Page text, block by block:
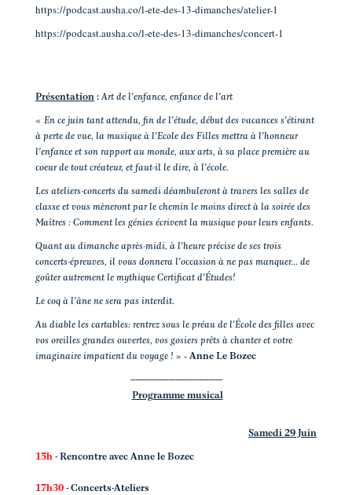
https://podcast.ausha.co/l-ete-des-13-dimanches/atelier-1
https://podcast.ausha.co/l-ete-des-13-dimanches/concert-1
Présentation :Art de l'enfance, enfance de l'art
« En ce juin tant attendu, fin de l'étude, début des vacances s'étirant
à perte de vue, la musique à l'Ecole des Filles mettra à l'honneur
l'enfance et son rapport au monde, aux arts, à sa place première au
coeur de tout créateur, et faut-il le dire, à l'école.
Les ateliers-concerts du samedi déambuleront à travers les salles de
classe et vous mèneront par le chemin le moins direct à la soirée des
Maîtres : Comment les génies écrivent la musique pour leurs enfants.
Quant au dimanche après-midi, à l'heure précise de ses trois
concerts-épreuves, il vous donnera l'occasion à ne pas manquer... de
goûter autrement le mythique Certificat d'Études!
Le coq à l'âne ne sera pas interdit.
Au diable les cartables: rentrez sous le préau de l'École des filles avec
vos oreilles grandes ouvertes, vos gosiers prêts à chanter et votre
imaginaire impatient du voyage ! » - Anne Le Bozec
---------------------------------------
Programme musical
Samedi 29 Juin
15h - Rencontre avec Anne le Bozec
17h30 - Concerts-Ateliers